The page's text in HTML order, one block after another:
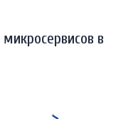
в